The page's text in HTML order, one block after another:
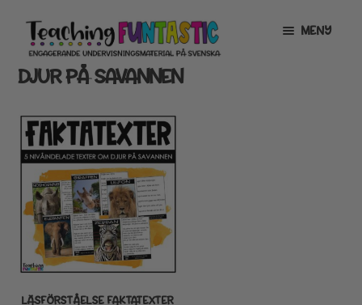
Hoppa
till
navigering
Gå
till
innehåll
MENY
INFO
MITT KONTO
GRATISMATERIAL
BUTIK
LICENSER
DJUR PÅ SAVANNEN
LÄSFÖRSTÅELSE FAKTATEXTER